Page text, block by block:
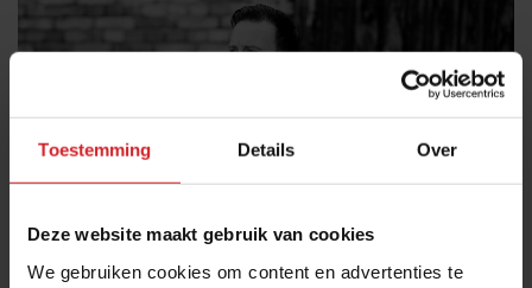
Toestemming Details Over
Deze website maakt gebruik van cookies
We gebruiken cookies om content en advertenties te